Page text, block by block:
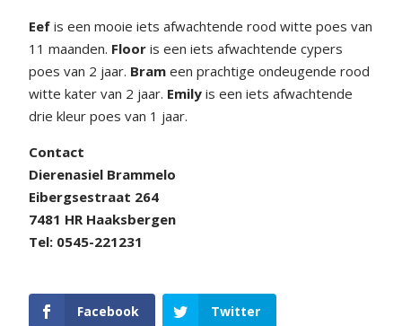
Eef is een mooie iets afwachtende rood witte poes van
11 maanden. Floor is een iets afwachtende cypers
poes van 2 jaar. Bram een prachtige ondeugende rood
witte kater van 2 jaar. Emily is een iets afwachtende
drie kleur poes van 1 jaar.
Contact
Dierenasiel Brammelo
Eibergsestraat 264
7481 HR Haaksbergen
Tel: 0545-221231
Facebook Twitter